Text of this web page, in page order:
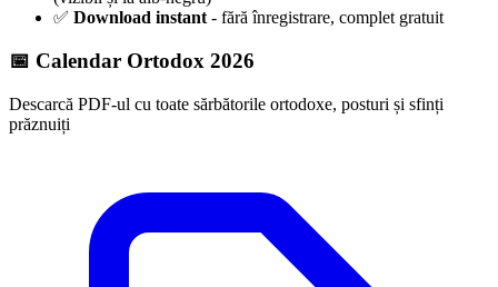
✅ Download instant - fără înregistrare, complet gratuit
📅 Calendar Ortodox 2026
Descarcă PDF-ul cu toate sărbătorile ortodoxe, posturi și sfinți
prăznuiți